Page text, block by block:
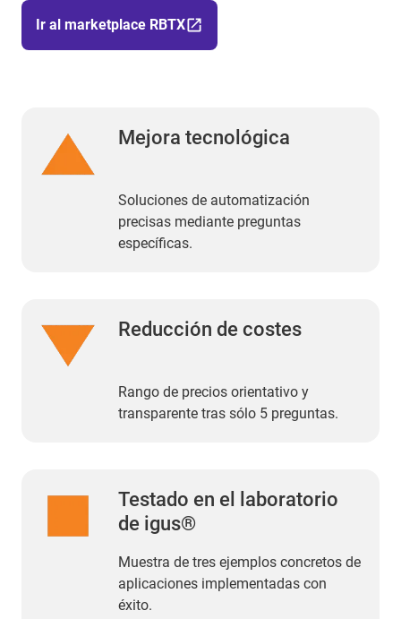
Ir al marketplace RBTX
Mejora tecnológica
Soluciones de automatización
precisas mediante preguntas
específicas.
Reducción de costes
Rango de precios orientativo y
transparente tras sólo 5 preguntas.
Testado en el laboratorio
de igus®
Muestra de tres ejemplos concretos de
aplicaciones implementadas con
éxito.